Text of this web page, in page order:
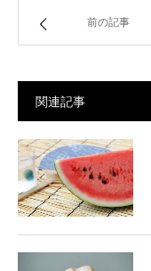
前の記事
関連記事